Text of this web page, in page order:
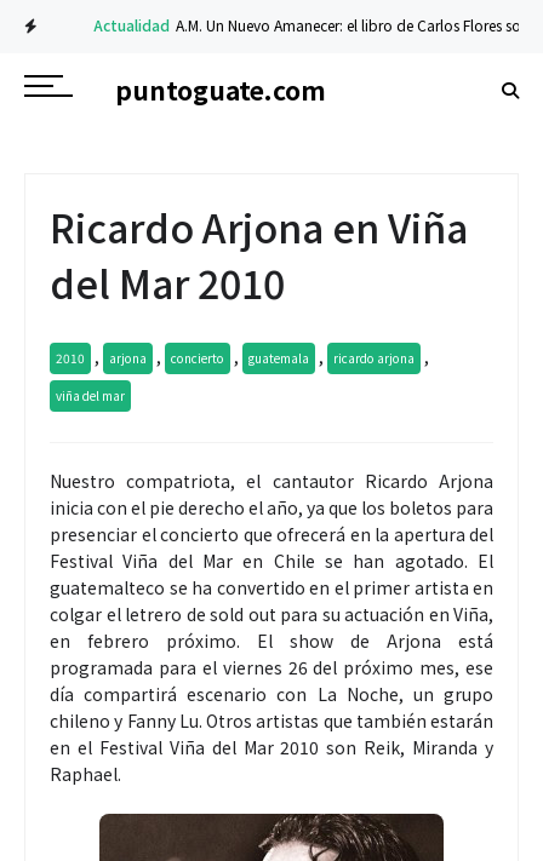
Actualidad A.M. Un Nuevo Amanecer: el libro de Carlos Flores sobre fe
puntoguate.com
Ricardo Arjona en Viña
del Mar 2010
2010 , arjona , concierto , guatemala , ricardo arjona ,
viña del mar
Nuestro compatriota, el cantautor Ricardo Arjona
inicia con el pie derecho el año, ya que los boletos para
presenciar el concierto que ofrecerá en la apertura del
Festival Viña del Mar en Chile se han agotado. El
guatemalteco se ha convertido en el primer artista en
colgar el letrero de sold out para su actuación en Viña,
en febrero próximo. El show de Arjona está
programada para el viernes 26 del próximo mes, ese
día compartirá escenario con La Noche, un grupo
chileno y Fanny Lu. Otros artistas que también estarán
en el Festival Viña del Mar 2010 son Reik, Miranda y
Raphael.